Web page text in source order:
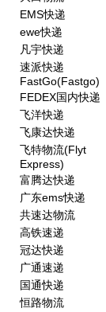
EMS快递
ewe快递
凡宇快递
速派快递
FastGo(Fastgo)
FEDEX国内快递
飞洋快递
飞康达快递
飞特物流(Flyt
Express)
富腾达快递
广东ems快递
共速达物流
高铁速递
冠达快递
广通速递
国通快递
恒路物流